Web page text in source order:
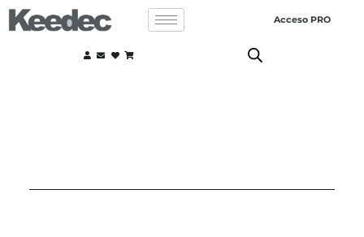
Acceso PRO